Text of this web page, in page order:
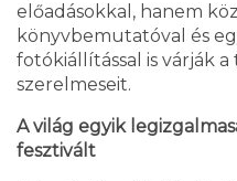
előadásokkal, hanem
könyvbemutatóval és
fotókiállítással is várják
szerelmeseit.
A világ egyik
fesztivált